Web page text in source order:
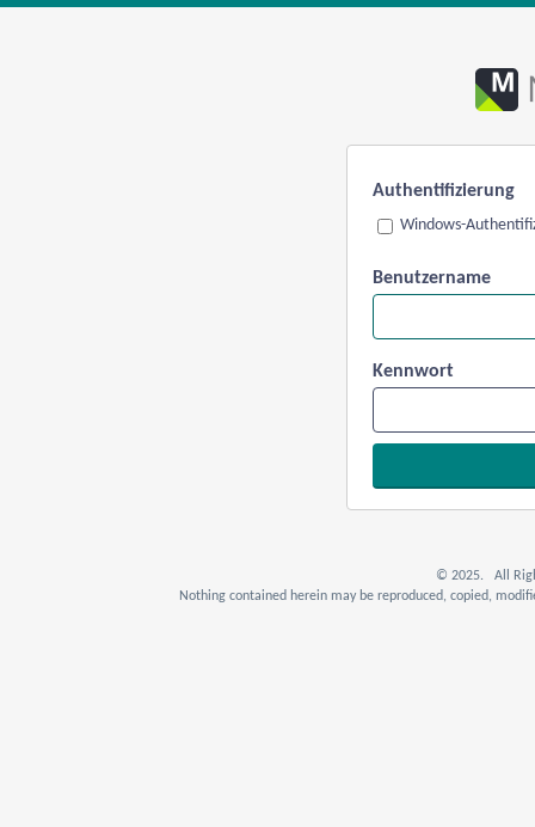
Authentifizierung
Windows-
Benutzername
Kennwort
© 2025. All
Nothing contained herein may be reproduced, copied,